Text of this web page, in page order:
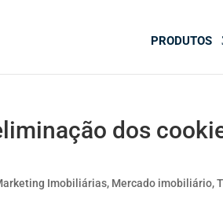
PRODUTOS
dos
Imobiliárias, Mercado imobiliário,